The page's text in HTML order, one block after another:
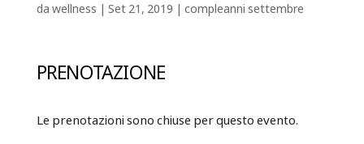
dawellness | Set 21, 2019 | compleanni settembre
PRENOTAZIONE
Le prenotazioni sono chiuse per questo evento.